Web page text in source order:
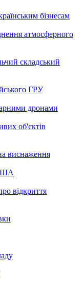
бізнесам
атмосферного
складський
ГРУ
дронами
об'єктів
виснаження
відкриття